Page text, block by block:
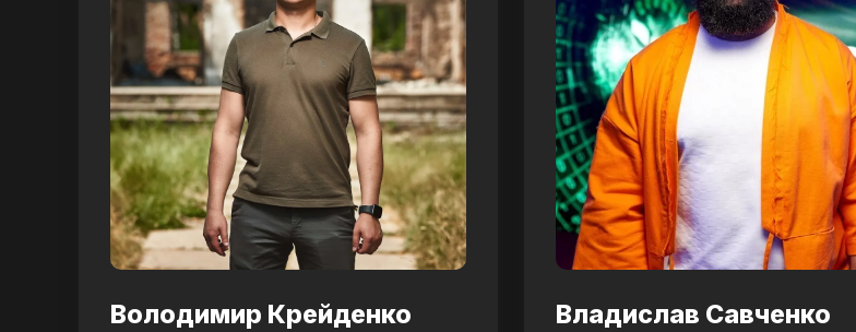
Володимир Крейденко Владислав Савченко